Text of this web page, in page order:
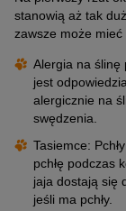
stanowią aż tak
zawsze może
Alergia na ślinę
jest
alergicznie na
swędzenia.
Tasiemce:
pchłę podczas
jaja dostają się
jeśli ma pchły.